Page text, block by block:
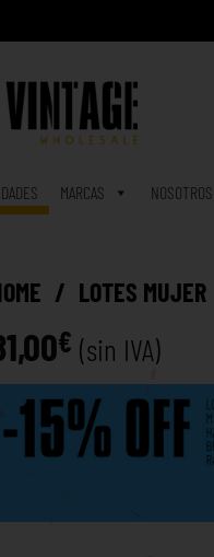
MARCAS NOSOTROS
/ LOTES MUJER
€ (sin IVA)